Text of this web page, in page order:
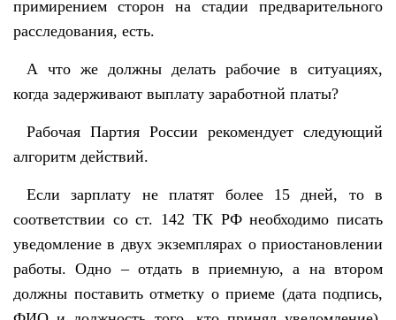
примирением сторон на стадии предварительного
расследования, есть.
А что же должны делать рабочие в ситуациях,
когда задерживают выплату заработной платы?
Рабочая Партия России рекомендует следующий
алгоритм действий.
Если зарплату не платят более 15 дней, то в
соответствии со ст. 142 ТК РФ необходимо писать
уведомление в двух экземплярах о приостановлении
работы. Одно – отдать в приемную, а на втором
должны поставить отметку о приеме (дата подпись,